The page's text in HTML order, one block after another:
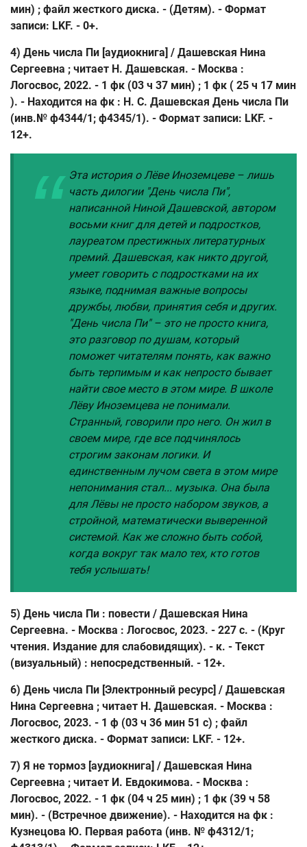
мин) ; файл жесткого диска. - (Детям). - Формат
записи: LKF. - 0+.
4) День числа Пи [аудиокнига] / Дашевская Нина
Сергеевна ; читает Н. Дашевская. - Москва :
Логосвос, 2022. - 1 фк (03 ч 37 мин) ; 1 фк ( 25 ч 17 мин
). - Находится на фк : Н. С. Дашевская День числа Пи
(инв.№ ф4344/1; ф4345/1). - Формат записи: LKF. -
12+.
Эта история о Лёве Иноземцеве – лишь
часть дилогии "День числа Пи",
написанной Ниной Дашевской, автором
восьми книг для детей и подростков,
лауреатом престижных литературных
премий. Дашевская, как никто другой,
умеет говорить с подростками на их
языке, поднимая важные вопросы
дружбы, любви, принятия себя и других.
"День числа Пи" – это не просто книга,
это разговор по душам, который
поможет читателям понять, как важно
быть терпимым и как непросто бывает
найти свое место в этом мире. В школе
Лёву Иноземцева не понимали.
Странный, говорили про него. Он жил в
своем мире, где все подчинялось
строгим законам логики. И
единственным лучом света в этом мире
непонимания стал... музыка. Она была
для Лёвы не просто набором звуков, а
стройной, математически выверенной
системой. Как же сложно быть собой,
когда вокруг так мало тех, кто готов
тебя услышать!
5) День числа Пи : повести / Дашевская Нина
Сергеевна. - Москва : Логосвос, 2023. - 227 с. - (Круг
чтения. Издание для слабовидящих). - к. - Текст
(визуальный) : непосредственный. - 12+.
6) День числа Пи [Электронный ресурс] / Дашевская
Нина Сергеевна ; читает Н. Дашевская. - Москва :
Логосвос, 2023. - 1 ф (03 ч 36 мин 51 с) ; файл
жесткого диска. - Формат записи: LKF. - 12+.
7) Я не тормоз [аудиокнига] / Дашевская Нина
Сергеевна ; читает И. Евдокимова. - Москва :
Логосвос, 2022. - 1 фк (04 ч 25 мин) ; 1 фк (39 ч 58
мин). - (Встречное движение). - Находится на фк :
Кузнецова Ю. Первая работа (инв. № ф4312/1;